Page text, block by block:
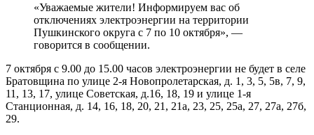
«Уважаемые жители! Информируем вас об
отключениях электроэнергии на территории
Пушкинского округа с 7 по 10 октября», —
говорится в сообщении.
7 октября с 9.00 до 15.00 часов электроэнергии не будет в селе
Братовщина по улице 2-я Новопролетарская, д. 1, 3, 5, 5в, 7, 9,
11, 13, 17, улице Советская, д.16, 18, 19 и улице 1-я
Станционная, д. 14, 16, 18, 20, 21, 21а, 23, 25, 25а, 27, 27а, 27б,
29.